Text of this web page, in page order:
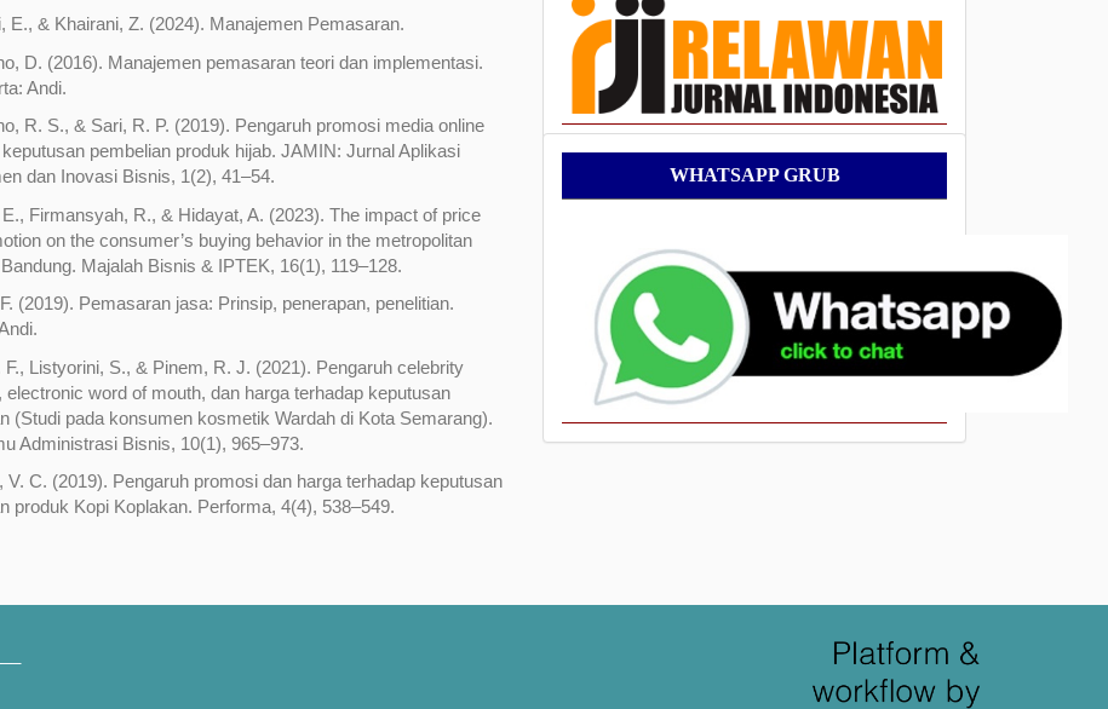
E., & Khairani, Z. (2024). Manajemen Pemasaran.
D. (2016). Manajemen pemasaran teori dan implementasi.
Andi.
R. S., & Sari, R. P. (2019). Pengaruh promosi media online
pembelian produk hijab. JAMIN: Jurnal Aplikasi
dan Inovasi Bisnis, 1(2), 41–54.
Firmansyah, R., & Hidayat, A. (2023). The impact of price
on the consumer’s buying behavior in the metropolitan
Majalah Bisnis & IPTEK, 16(1), 119–128.
(2019). Pemasaran jasa: Prinsip, penerapan, penelitian.
F., Listyorini, S., & Pinem, R. J. (2021). Pengaruh celebrity
electronic word of mouth, dan harga terhadap keputusan
(Studi pada konsumen kosmetik Wardah di Kota Semarang).
Administrasi Bisnis, 10(1), 965–973.
V. C. (2019). Pengaruh promosi dan harga terhadap keputusan
produk Kopi Koplakan. Performa, 4(4), 538–549.
WhatsApp
Grub
WHATSAPP GRUB